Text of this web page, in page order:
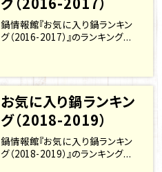
鍋情報館『お気に入り鍋ランキン
グ（2016-2017）』のランキング...
お気に入り鍋ランキン
グ（2018-2019）
鍋情報館『お気に入り鍋ランキン
グ（2018-2019）』のランキング...